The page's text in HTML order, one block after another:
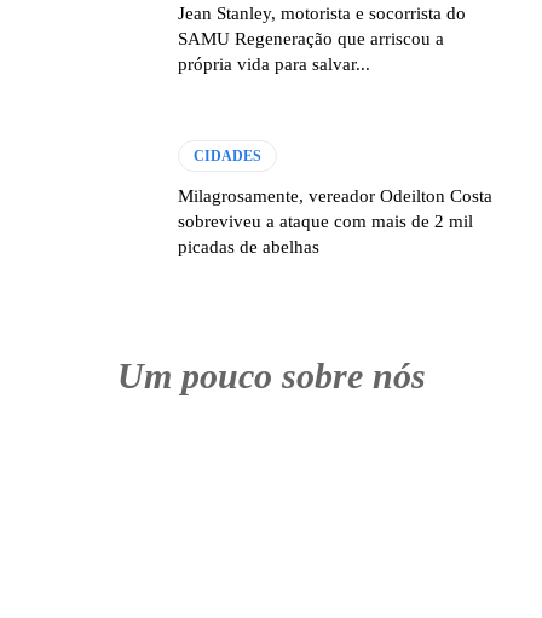
Jean Stanley, motorista e socorrista do
SAMU Regeneração que arriscou a
própria vida para salvar...
CIDADES
Milagrosamente, vereador Odeilton Costa
sobreviveu a ataque com mais de 2 mil
picadas de abelhas
Um pouco sobre nós